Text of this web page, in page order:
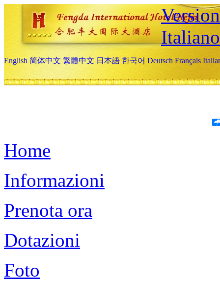
Italiano
English 简体中文 繁體中文 日本語 한국어 Deutsch Français
Home
Informazioni
Prenota ora
Dotazioni
Foto